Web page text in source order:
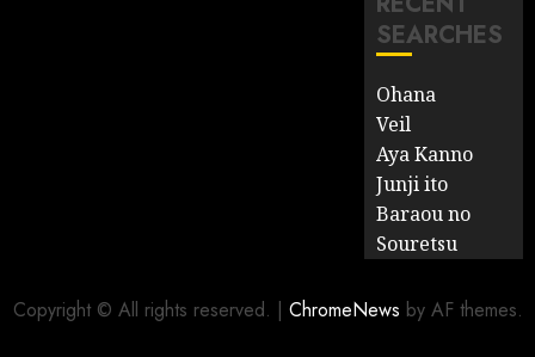
SEARCHES
Ohana
Veil
Aya Kanno
Junji ito
Baraou no
Souretsu
Copyright © All rights reserved. | ChromeNews by AF themes.